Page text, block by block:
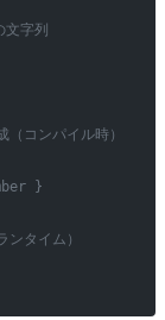
字列
コンパイル時）
}
タイム）